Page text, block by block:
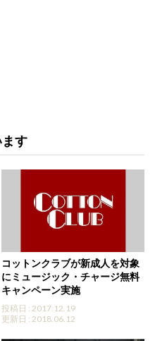
す
コットンクラブが新成人を対象
にミュージック・チャージ無料
キャンペーン実施
投稿日 : 2017.12.19
更新日 : 2018.06.12